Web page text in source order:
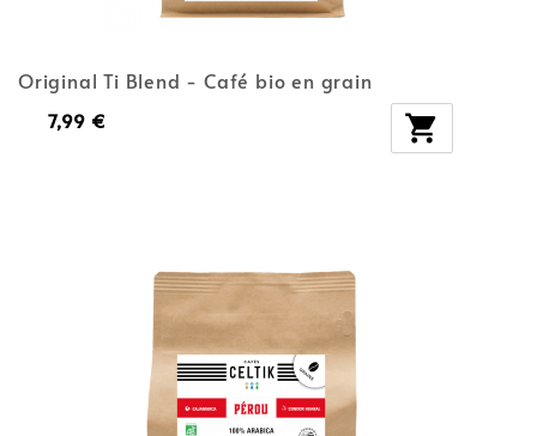
Original Ti Blend - Café bio en grain
7,99 € 